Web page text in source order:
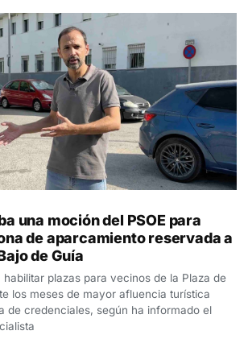
una moción del PSOE para
de aparcamiento reservada a
de Guía
plazas para vecinos de la Plaza de
los meses de mayor afluencia turística
de credenciales, según ha informado el